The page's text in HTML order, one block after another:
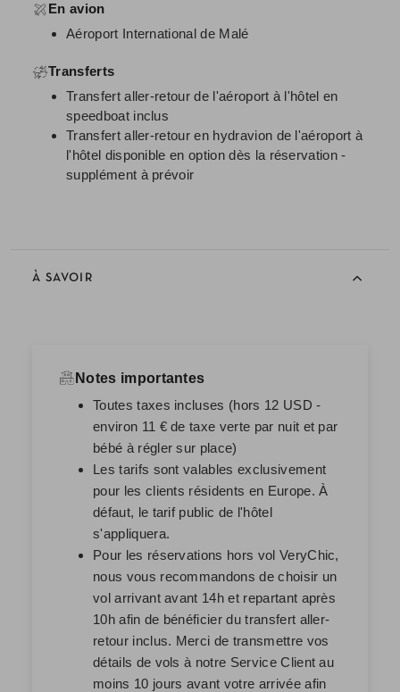
En avion
Aéroport International de Malé
Transferts
Transfert aller-retour de l'aéroport à l'hôtel en
speedboat inclus
Transfert aller-retour en hydravion de l'aéroport à
l'hôtel disponible en option dès la réservation -
supplément à prévoir
À SAVOIR
Notes importantes
Toutes taxes incluses (hors 12 USD -
environ 11 € de taxe verte par nuit et par
bébé à régler sur place)
Les tarifs sont valables exclusivement
pour les clients résidents en Europe. À
défaut, le tarif public de l'hôtel
s'appliquera.
Pour les réservations hors vol VeryChic,
nous vous recommandons de choisir un
vol arrivant avant 14h et repartant après
10h afin de bénéficier du transfert aller-
retour inclus. Merci de transmettre vos
détails de vols à notre Service Client au
moins 10 jours avant votre arrivée afin